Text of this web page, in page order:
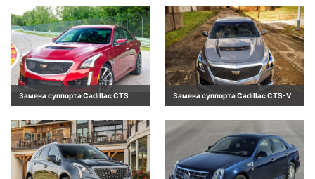
Замена суппорта Cadillac CTS Замена суппорта Cadillac CTS-V